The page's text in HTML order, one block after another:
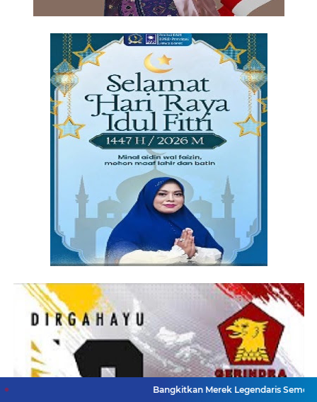
Bangkitkan Merek Legendaris Semen Kujang, SIG